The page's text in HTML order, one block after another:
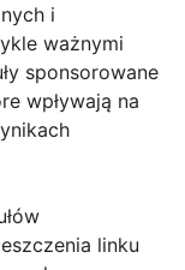
i
ważnymi
sponsorowane
wpływają na
linku